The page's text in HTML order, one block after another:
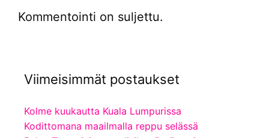
Kommentointi on suljettu.
Viimeisimmät postaukset
Kolme kuukautta Kuala Lumpurissa
Kodittomana maailmalla reppu selässä